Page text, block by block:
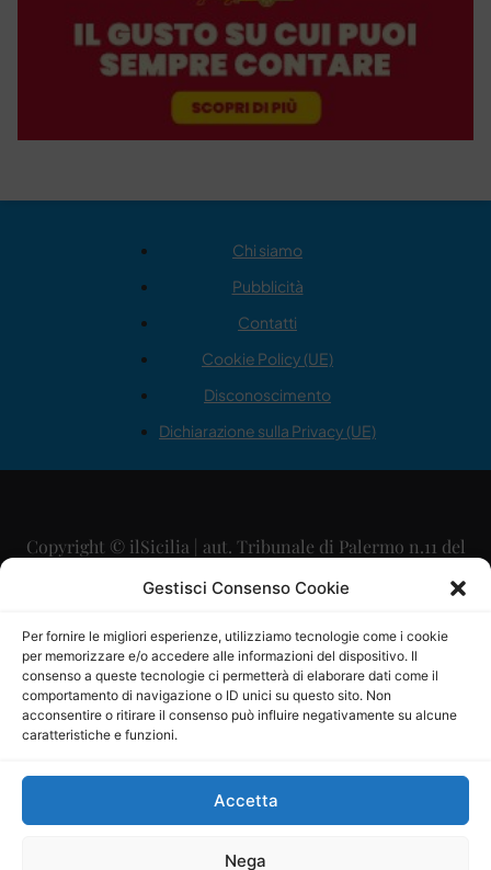
Gestisci Consenso Cookie
Per fornire le migliori esperienze, utilizziamo tecnologie come i cookie
per memorizzare e/o accedere alle informazioni del dispositivo. Il
consenso a queste tecnologie ci permetterà di elaborare dati come il
comportamento di navigazione o ID unici su questo sito. Non
acconsentire o ritirare il consenso può influire negativamente su alcune
caratteristiche e funzioni.
Accetta
Nega
Chi siamo
Pubblicità
Contatti
Cookie Policy (UE)
Disconoscimento
Dichiarazione sulla Privacy (UE)
Copyright © ilSicilia | aut. Tribunale di Palermo n.11 del
29/09/2015
Direttore Editoriale: Maurizio Scaglione
Direttore Responsabile: Maria Calabrese
P.IVA: 06334930820
Mercurio Comunicazione Società Cooperativa a r.l. è
iscritta al Registro degli Operatori di Comunicazione al